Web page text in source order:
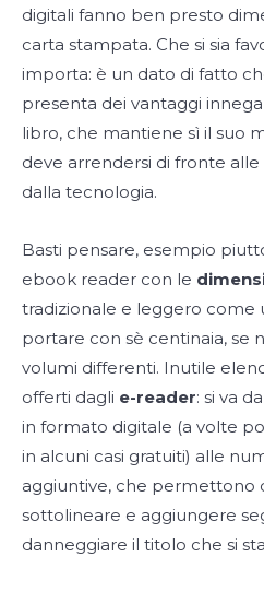
digitali fanno ben presto
carta stampata. Che si sia
importa: è un dato di fatto
presenta dei vantaggi
libro, che mantiene sì il suo
deve arrendersi di fronte
dalla tecnologia.
Basti pensare, esempio
ebook reader con le
tradizionale e leggero
portare con sè centinaia, se
volumi differenti. Inutile
offerti dagli e-reader: si va
in formato digitale (a volte
in alcuni casi gratuiti) alle
aggiuntive, che permettono
sottolineare e aggiungere
danneggiare il titolo che si